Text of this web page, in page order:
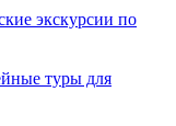
экскурсии по
туры для